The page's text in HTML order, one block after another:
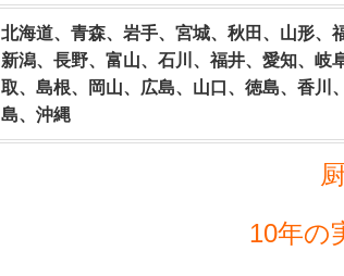
北海道、青森、岩手、宮城、秋田、山形、
新潟、長野、富山、石川、福井、愛知、岐
取、島根、岡山、広島、山口、徳島、香川
島、沖縄
10年の